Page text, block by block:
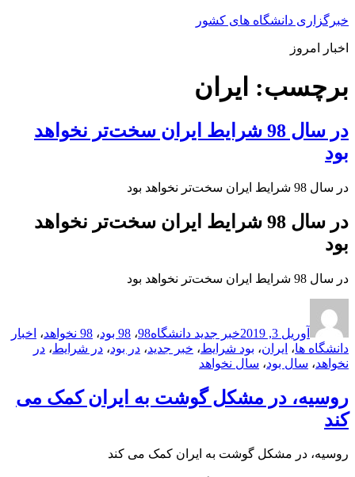
پرش
محتوا
خبرگزاری دانشگاه های کشور
اخبار امروز
برچسب: ایران
در سال 98 شرایط ایران سخت‌تر نخواهد
بود
در سال 98 شرایط ایران سخت‌تر نخواهد بود
در سال 98 شرایط ایران سخت‌تر نخواهد
بود
در سال 98 شرایط ایران سخت‌تر نخواهد بود
درآوریل 3, 2019 خبر جدید دانشگاه98، 98 بود ، 98 نخواهد ، اخبار
دانشگاه ها، ایران، بود شرایط، خبر جدید، در بود، در شرایط، در
نخواهد، سال بود، سال نخواهد
روسیه، در مشکل گوشت به ایران کمک می
کند
روسیه، در مشکل گوشت به ایران کمک می کند